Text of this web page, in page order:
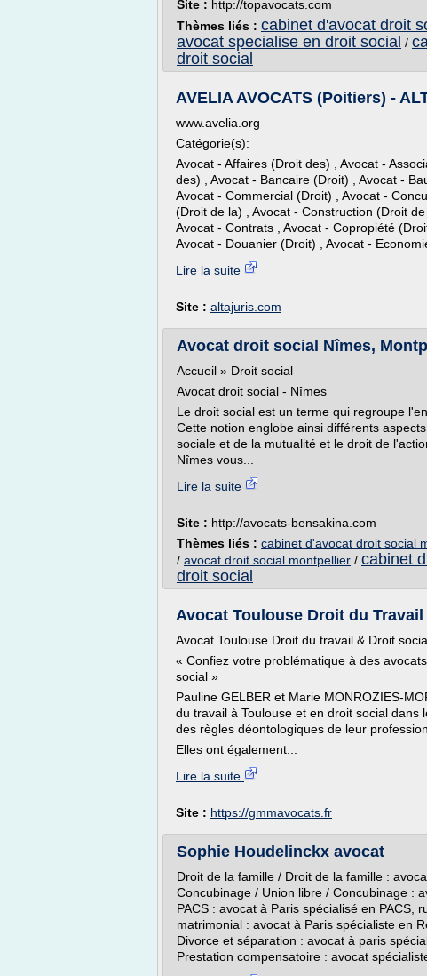
Site : http://topavocats.com
Thèmes liés : cabinet d'avocat droit
avocat specialise en droit social /
droit social
AVELIA AVOCATS (Poitiers) -
www.avelia.org
Catégorie(s):
Avocat - Affaires (Droit des) , Avocat -
des) , Avocat - Bancaire (Droit) , Avocat -
Avocat - Commercial (Droit) , Avocat -
(Droit de la) , Avocat - Construction (Droit
Avocat - Contrats , Avocat - Copropiété
Avocat - Douanier (Droit) , Avocat -
Lire la suite
Site : altajuris.com
Avocat droit social Nîmes,
Accueil » Droit social
Avocat droit social - Nîmes
Le droit social est un terme qui regroupe
Cette notion englobe ainsi différents
sociale et de la mutualité et le droit de
Nîmes vous...
Lire la suite
Site : http://avocats-bensakina.com
Thèmes liés : cabinet d'avocat droit social
/ avocat droit social montpellier / cabinet
droit social
Avocat Toulouse Droit du
Avocat Toulouse Droit du travail & Droit
« Confiez votre problématique à des
social »
Pauline GELBER et Marie MONROZIES-
du travail à Toulouse et en droit social
des règles déontologiques de leur profession.
Elles ont également...
Lire la suite
Site : https://gmmavocats.fr
Sophie Houdelinckx avocat
Droit de la famille / Droit de la famille :
Concubinage / Union libre / Concubinage :
PACS : avocat à Paris spécialisé en PACS,
matrimonial : avocat à Paris spécialiste en
Divorce et séparation : avocat à paris
Prestation compensatoire : avocat